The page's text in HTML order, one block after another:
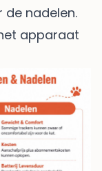
de nadelen.
apparaat